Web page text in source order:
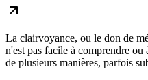
La clairvoyance, ou le don de
n'est pas facile à comprendre
de plusieurs manières, parfois